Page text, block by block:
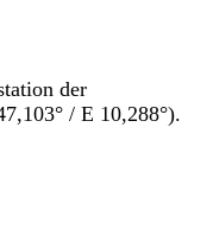
der
/ E 10,288°).